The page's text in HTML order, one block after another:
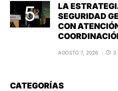
LA
SEGURIDAD
CON
AGOSTO 7, 2026 3
CATEGORÍAS